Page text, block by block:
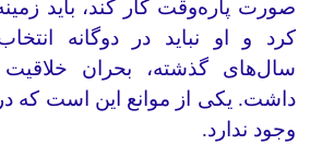
صورت پاره‌وقت کار کند، باید
کرد و او نباید در دوگانه
سال‌های گذشته، بحران
داشت. یکی از موانع این است که در
وجود ندارد.